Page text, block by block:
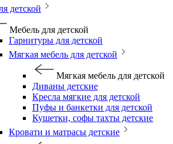
детской
Мебель для детской
Гарнитуры для детской
Мягкая мебель для детской
Мягкая мебель для детской
Диваны детские
Кресла мягкие для детской
Пуфы и банкетки для детской
Кушетки, софы тахты детские
Кровати и матрасы детские